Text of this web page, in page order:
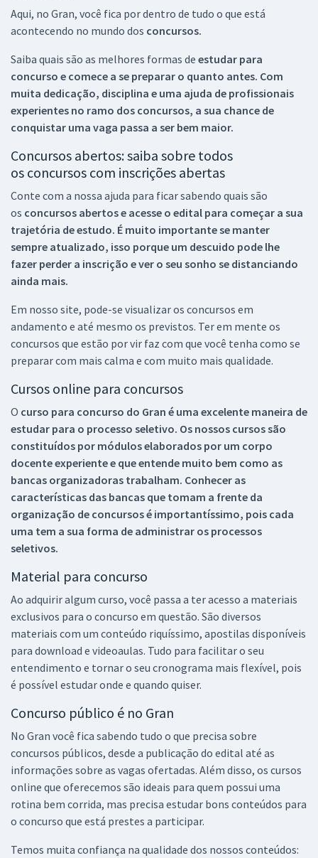
Aqui, no Gran, você fica por dentro de tudo o que está
acontecendo no mundo dos concursos.
Saiba quais são as melhores formas de estudar para
concurso e comece a se preparar o quanto antes. Com
muita dedicação, disciplina e uma ajuda de profissionais
experientes no ramo dos concursos, a sua chance de
conquistar uma vaga passa a ser bem maior.
Concursos abertos: saiba sobre todos
os concursos com inscrições abertas
Conte com a nossa ajuda para ficar sabendo quais são
os concursos abertos e acesse o edital para começar a sua
trajetória de estudo. É muito importante se manter
sempre atualizado, isso porque um descuido pode lhe
fazer perder a inscrição e ver o seu sonho se distanciando
ainda mais.
Em nosso site, pode-se visualizar os concursos em
andamento e até mesmo os previstos. Ter em mente os
concursos que estão por vir faz com que você tenha como se
preparar com mais calma e com muito mais qualidade.
Cursos online para concursos
O curso para concurso do Gran é uma excelente maneira de
estudar para o processo seletivo. Os nossos cursos são
constituídos por módulos elaborados por um corpo
docente experiente e que entende muito bem como as
bancas organizadoras trabalham. Conhecer as
características das bancas que tomam a frente da
organização de concursos é importantíssimo, pois cada
uma tem a sua forma de administrar os processos
seletivos.
Material para concurso
Ao adquirir algum curso, você passa a ter acesso a materiais
exclusivos para o concurso em questão. São diversos
materiais com um conteúdo riquíssimo, apostilas disponíveis
para download e videoaulas. Tudo para facilitar o seu
entendimento e tornar o seu cronograma mais flexível, pois
é possível estudar onde e quando quiser.
Concurso público é no Gran
No Gran você fica sabendo tudo o que precisa sobre
concursos públicos, desde a publicação do edital até as
informações sobre as vagas ofertadas. Além disso, os cursos
online que oferecemos são ideais para quem possui uma
rotina bem corrida, mas precisa estudar bons conteúdos para
o concurso que está prestes a participar.
Temos muita confiança na qualidade dos nossos conteúdos: